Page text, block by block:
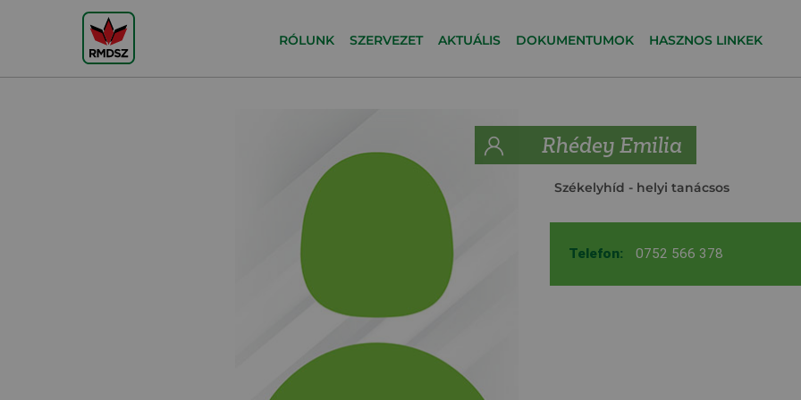
RÓLUNK SZERVEZET AKTUÁLIS DOKUMENTUMOK HASZNOS LINKEK
Rhédey Emilia
Székelyhíd - helyi tanácsos
Telefon: 0752 566 378